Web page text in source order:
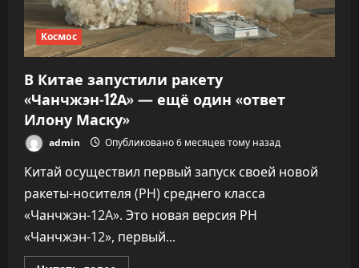
Космос
В Китае запустили ракету
«Чанчжэн-12А» — ещё один «ответ
Илону Маску»
admin Опубликовано 6 месяцев тому назад
Китай осуществил первый запуск своей новой
ракеты-носителя (РН) среднего класса
«Чанчжэн-12A». Это новая версия РН
«Чанчжэн-12», первый...